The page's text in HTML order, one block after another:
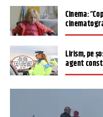
Cinema:
Lirism, pe
agent